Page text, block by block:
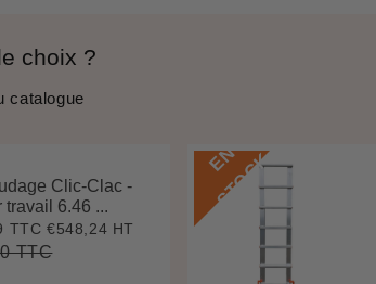
choix ?
catalogue
Clic-Clac -
travail 6.46 ...
TTC €657,89
€548,24 HT
TTC€736,80
E
N
S
T
O
C
K